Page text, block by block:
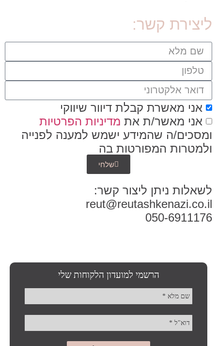
ליצירת קשר:
אני מאשרת קבלת דיוור שיווקי
אני מאשר/ת את מדיניות הפרטיות
ומסכים/ה שהמידע ישמש למענה לפנייה
ולמטרות המפורטות בה
שלחי
לשאלות ניתן ליצור קשר:
reut@reutashkenazi.co.il
050-6911176